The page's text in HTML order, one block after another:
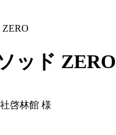
ッド ZERO
啓林館 様